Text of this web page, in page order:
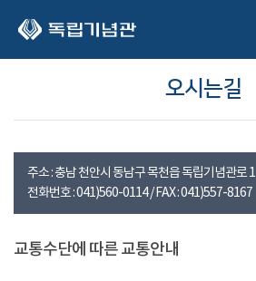
오시는길
주소 : 충남 천안시 동남구 목천읍 독립기념관로 1
전화번호 : 041)560-0114 / FAX : 041)557-8167
교통수단에 따른 교통안내